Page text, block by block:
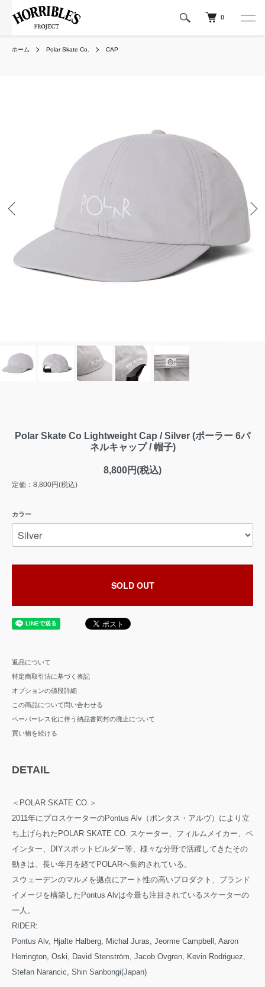
0
ホーム Polar Skate Co. CAP
Polar Skate Co Lightweight Cap / Silver (ポーラー 6パ
ネルキャップ / 帽子)
8,800円(税込)
定価：8,800円(税込)
カラー
SOLD OUT
返品について
特定商取引法に基づく表記
オプションの値段詳細
この商品について問い合わせる
ペーパーレス化に伴う納品書同封の廃止について
買い物を続ける
DETAIL
＜POLAR SKATE CO.＞
2011年にプロスケーターのPontus Alv（ポンタス・アルヴ）により立
ち上げられたPOLAR SKATE CO. スケーター、フィルムメイカー、ペ
インター、DIYスポットビルダー等、様々な分野で活躍してきたその
動きは、長い年月を経てPOLARへ集約されている。
スウェーデンのマルメを拠点にアート性の高いプロダクト、ブランド
イメージを構築したPontus Alvは今最も注目されているスケーターの
一人。
RIDER:
Pontus Alv, Hjalte Halberg, Michal Juras, Jeorme Campbell, Aaron
Herrington, Oski, David Stenström, Jacob Ovgren, Kevin Rodriguez,
Stefan Narancic, Shin Sanbongi(Japan)